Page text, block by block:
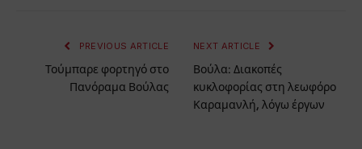
PREVIOUS ARTICLE
Τούμπαρε φορτηγό στο
Πανόραμα Βούλας
NEXT ARTICLE
Βούλα: Διακοπές
κυκλοφορίας στη λεωφόρο
Καραμανλή, λόγω έργων